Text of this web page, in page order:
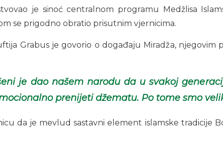
je sinoć centralnom programu Medžlisa
se prigodno obratio prisutnim vjernicima.
Grabus je govorio o događaju Miradža,
je dao našem narodu da u svakoj
prenijeti džematu. Po tome smo
da je mevlud sastavni element islamske tradicije